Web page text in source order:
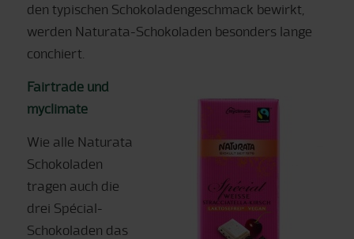
den typischen Schokoladengeschmack bewirkt,
werden Naturata-Schokoladen besonders lange
conchiert.
Fairtrade und
myclimate
Wie alle Naturata
Schokoladen
tragen auch die
drei Spécial-
Schokoladen das